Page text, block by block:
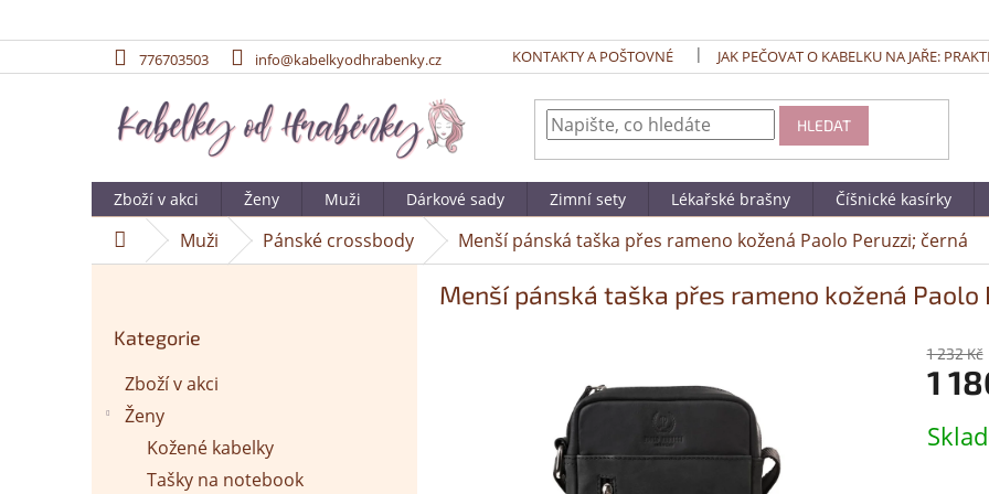
776703503 info@kabelkyodhrabenky.cz KONTAKTY A POŠTOVNÉ JAK PEČOVAT O KABELKU NA JAŘE:
HLEDAT
Zboží v akci Ženy Muži Dárkové sady Zimní sety Lékařské brašny Číšnické kasírky
DomůMuži Pánské crossbody Menší pánská taška přes rameno kožená Paolo Peruzzi; černá
kategorie
Kategorie
Zboží v akci
Ženy
Kožené kabelky
Tašky na notebook
Menší pánská taška přes rameno kožená Paolo
1 232 Kč
1
cena: